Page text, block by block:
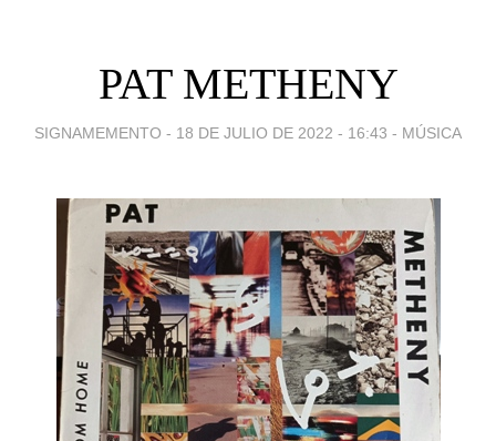
PAT METHENY
SIGNAMEMENTO - 18 DE JULIO DE 2022 - 16:43 - MÚSICA